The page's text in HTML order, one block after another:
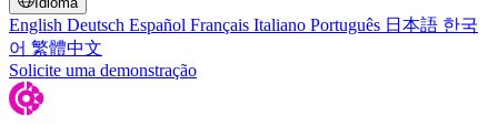
English Deutsch Español Français Italiano Português 日本語 한국
어 繁體中文
Solicite uma demonstração